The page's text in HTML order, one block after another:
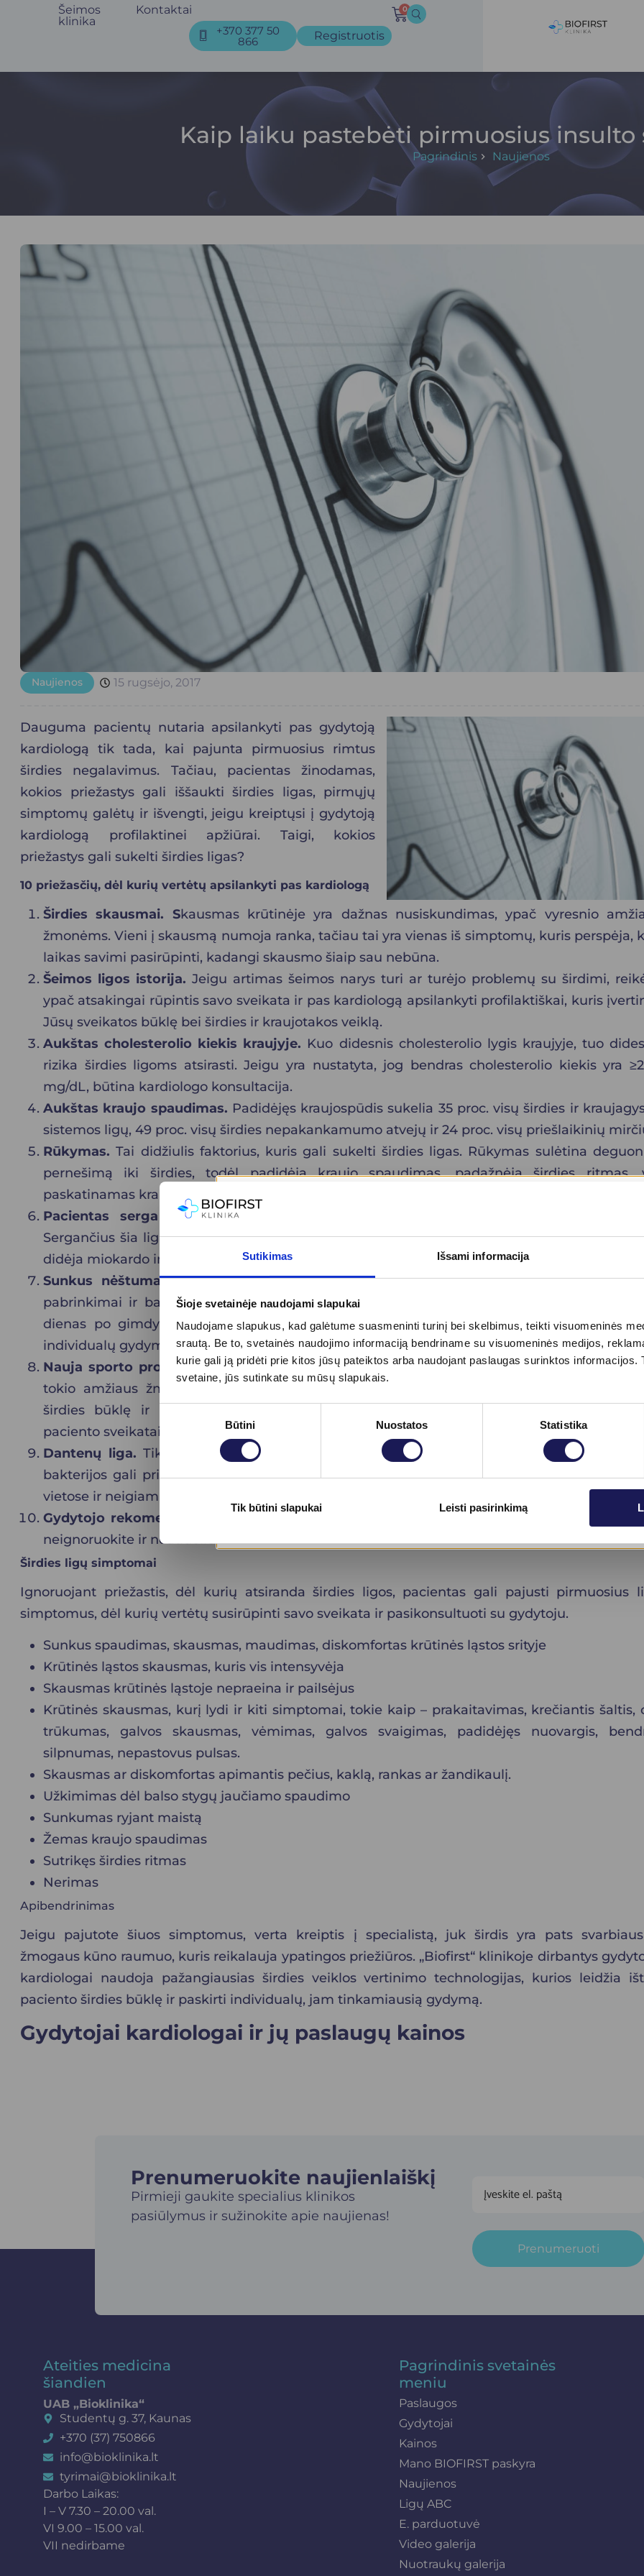
Sutikimas Išsami informacija
Šioje svetainėje naudojami slapukai
Naudojame slapukus, kad galėtume suasmeninti turinį bei skelbimus, teikti visuomeninės
srautą. Be to, svetainės naudojimo informaciją bendriname su visuomeninės medijos,
kurie gali ją pridėti prie kitos jūsų pateiktos arba naudojant paslaugas surinktos informacijos.
svetaine, jūs sutinkate su mūsų slapukais.
pasirinkimas
Būtini Nuostatos Statistika
Tik būtini slapukai Leisti pasirinkimą
Šeimos
klinika
Kontaktai
+370 377 50
866 Registruotis
0
Kaip laiku pastebėti pirmuosius insulto
Pagrindinis Naujienos
Naujienos 15 rugsėjo, 2017
Dauguma pacientų nutaria apsilankyti pas gydytoją
kardiologą tik tada, kai pajunta pirmuosius rimtus
širdies negalavimus. Tačiau, pacientas žinodamas,
kokios priežastys gali iššaukti širdies ligas, pirmųjų
simptomų galėtų ir išvengti, jeigu kreiptųsi į gydytoją
kardiologą profilaktinei apžiūrai. Taigi, kokios
priežastys gali sukelti širdies ligas?
10 priežasčių, dėl kurių vertėtų apsilankyti pas kardiologą
Širdies skausmai. Skausmas krūtinėje yra dažnas nusiskundimas, ypač vyresnio
žmonėms. Vieni į skausmą numoja ranka, tačiau tai yra vienas iš simptomų, kuris perspėja,
laikas savimi pasirūpinti, kadangi skausmo šiaip sau nebūna.
Šeimos ligos istorija. Jeigu artimas šeimos narys turi ar turėjo problemų su širdimi,
ypač atsakingai rūpintis savo sveikata ir pas kardiologą apsilankyti profilaktiškai, kuris
Jūsų sveikatos būklę bei širdies ir kraujotakos veiklą.
Aukštas cholesterolio kiekis kraujyje. Kuo didesnis cholesterolio lygis kraujyje, tuo
rizika širdies ligoms atsirasti. Jeigu yra nustatyta, jog bendras cholesterolio kiekis yra
mg/dL, būtina kardiologo konsultacija.
Aukštas kraujo spaudimas. Padidėjęs kraujospūdis sukelia 35 proc. visų širdies ir
sistemos ligų, 49 proc. visų širdies nepakankamumo atvejų ir 24 proc. visų priešlaikinių
Rūkymas.Tai didžiulis faktorius, kuris gali sukelti širdies ligas. Rūkymas sulėtina
pernešimą iki širdies, todėl padidėja kraujo spaudimas, padažnėja širdies ritmas,
paskatinamas kraujo krešėjimas ir pagreitinamas trombocitų (krešėjimo ląstelių) sulipimas
Pacientas serga diabetu.Cukrinis diabetas gali prisidėti prie širdies ligų
Sergančius šia liga nuo 2 iki 4 kartų dažniau už visus pakerta širdies ir kraujagyslių ligos,
didėja miokardo infarkto, apatinių galūnių gangrenos ir amputacijos grėsmė.
Sunkus nėštumas (preeklampsija).Būklė, kuriai būdingas aukštas arterinis
pabrinkimai ir baltymas šlapime. Ši būklė gali pasireikšti nėštumo, gimdymo metu arba
dienas po gimdymo jeigu pacientė nėra prižiūrima specialisto kardiologo, kuris
individualų gydymą.
Nauja sporto programa.Sulaukus 40-ties metų, treneris paskiria specialią programą,
tokio amžiaus žmonėms rekomenduojama kreiptis į kardiologą, kuris pirmiausia
širdies būklę ir rekomenduotų individualius sporto pratimus, kurie nepakenktų
paciento sveikatai.
Dantenų liga.Tikėkite ar ne, tačiau bloga dantenų būklė gali sukelti širdies ligas.
bakterijos gali prilipti prie plokštelių, kurios riebalų pavidalu susikaupusios kitose
vietose ir neigiamai veikti kraujo srautą.
Gydytojo rekomendacija.
Jeigu šeimos gydytojas rekomenduoja apsilankyti pas
neignoruokite ir neatidėliokite vizito.
Širdies ligų simptomai
Ignoruojant priežastis, dėl kurių atsiranda širdies ligos, pacientas gali pajusti pirmuosius
simptomus, dėl kurių vertėtų susirūpinti savo sveikata ir pasikonsultuoti su gydytoju.
Sunkus spaudimas, skausmas, maudimas, diskomfortas krūtinės ląstos srityje
Krūtinės ląstos skausmas, kuris vis intensyvėja
Skausmas krūtinės ląstoje nepraeina ir pailsėjus
Krūtinės skausmas, kurį lydi ir kiti simptomai, tokie kaip – prakaitavimas, krečiantis šaltis,
trūkumas, galvos skausmas, vėmimas, galvos svaigimas, padidėjęs nuovargis,
silpnumas, nepastovus pulsas.
Skausmas ar diskomfortas apimantis pečius, kaklą, rankas ar žandikaulį.
Užkimimas dėl balso stygų jaučiamo spaudimo
Sunkumas ryjant maistą
Žemas kraujo spaudimas
Sutrikęs širdies ritmas
Nerimas
Apibendrinimas
Jeigu pajutote šiuos simptomus, verta kreiptis į specialistą, juk širdis yra pats
žmogaus kūno raumuo, kuris reikalauja ypatingos priežiūros. „Biofirst“ klinikoje dirbantys
kardiologai naudoja pažangiausias širdies veiklos vertinimo technologijas, kurios leidžia
paciento širdies būklę ir paskirti individualų, jam tinkamiausią gydymą.
Gydytojai kardiologai ir jų paslaugų kainos
Prenumeruokite naujienlaiškį​
Pirmieji gaukite specialius klinikos
pasiūlymus ir sužinokite apie naujienas!
Prenumeruoti
Ateities medicina
šiandien
UAB „Bioklinika“
Studentų g. 37, Kaunas
+370 (37) 750866
info@bioklinika.lt
tyrimai@bioklinika.lt
Darbo Laikas:
I – V 7.30 – 20.00 val.
VI 9.00 – 15.00 val.
VII nedirbame
Pagrindinis svetainės
meniu
Paslaugos
Gydytojai
Kainos
Mano BIOFIRST paskyra
Naujienos
Ligų ABC
E. parduotuvė
Video galerija
Nuotraukų galerija
Skaityti daugiau